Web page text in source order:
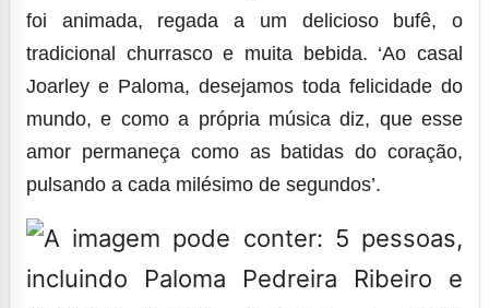
foi animada, regada a um delicioso bufê, o
tradicional churrasco e muita bebida. ‘Ao casal
Joarley e Paloma, desejamos toda felicidade do
mundo, e como a própria música diz, que esse
amor permaneça como as batidas do coração,
pulsando a cada milésimo de segundos’.